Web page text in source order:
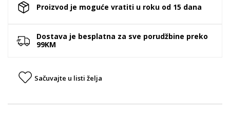
Proizvod je moguće vratiti u roku od 15 dana
Dostava je besplatna za sve porudžbine preko
99KM
Sačuvajte u listi želja